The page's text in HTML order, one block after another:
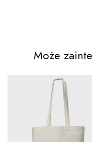
Może